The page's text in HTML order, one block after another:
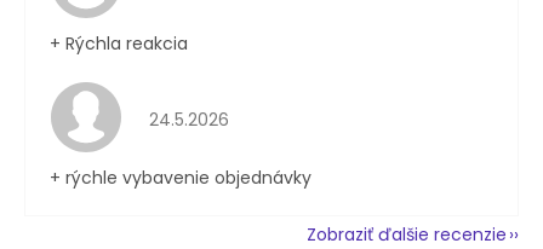
+ Rýchla reakcia
Hodnotenie obchodu je 5 z 5 hviezdičiek.
24.5.2026
+ rýchle vybavenie objednávky
Zobraziť ďalšie recenzie